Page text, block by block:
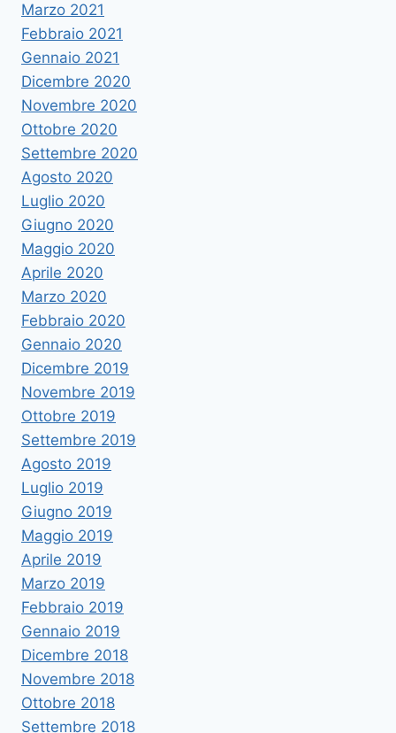
Marzo 2021
Febbraio 2021
Gennaio 2021
Dicembre 2020
Novembre 2020
Ottobre 2020
Settembre 2020
Agosto 2020
Luglio 2020
Giugno 2020
Maggio 2020
Aprile 2020
Marzo 2020
Febbraio 2020
Gennaio 2020
Dicembre 2019
Novembre 2019
Ottobre 2019
Settembre 2019
Agosto 2019
Luglio 2019
Giugno 2019
Maggio 2019
Aprile 2019
Marzo 2019
Febbraio 2019
Gennaio 2019
Dicembre 2018
Novembre 2018
Ottobre 2018
Settembre 2018